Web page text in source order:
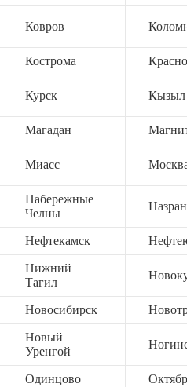
Ковров
Кострома
Курск Кызыл
Магадан
Миасс
Набережные
Челны
Нефтекамск
Нижний
Тагил
Новосибирск
Новый
Уренгой
Одинцово